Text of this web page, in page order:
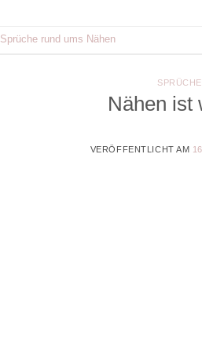
Sprüche rund ums Nähen
Nähen ist
VERÖFFENTLICHT AM